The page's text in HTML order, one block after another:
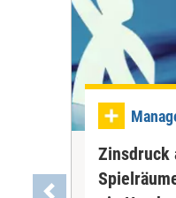
Zinsdruck